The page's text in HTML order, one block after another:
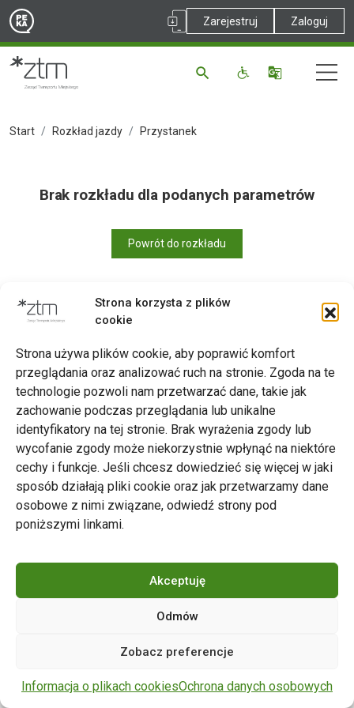
Strona korzysta z plików
cookie
Strona używa plików cookie, aby poprawić komfort
przeglądania oraz analizować ruch na stronie. Zgoda na te
technologie pozwoli nam przetwarzać dane, takie jak
zachowanie podczas przeglądania lub unikalne
identyfikatory na tej stronie. Brak wyrażenia zgody lub
wycofanie zgody może niekorzystnie wpłynąć na niektóre
cechy i funkcje. Jeśli chcesz dowiedzieć się więcej w jaki
sposób działają pliki cookie oraz jak przetwarzamy dane
osobowe z nimi związane, odwiedź strony pod
poniższymi linkami.
Akceptuję
Odmów
Zobacz preferencje
Informacja o plikach cookiesOchrona danych osobowych
Zarejestruj Zaloguj
Start Rozkład jazdy Przystanek
Brak rozkładu dla podanych parametrów
Powrót do rozkładu
Zarząd Transportu Miejskiego w Poznaniu
Napisz do nas
tel. 61 646 33 44
ul. Matejki 59, 60-770 Poznań
zastrzeżone.